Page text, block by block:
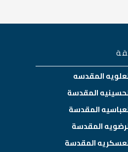
المقدسه
المقدسة
المقدسة
المقدسة
المقدسة